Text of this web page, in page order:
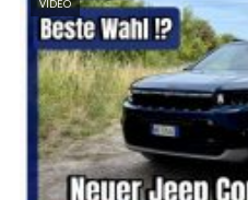
VIDEO